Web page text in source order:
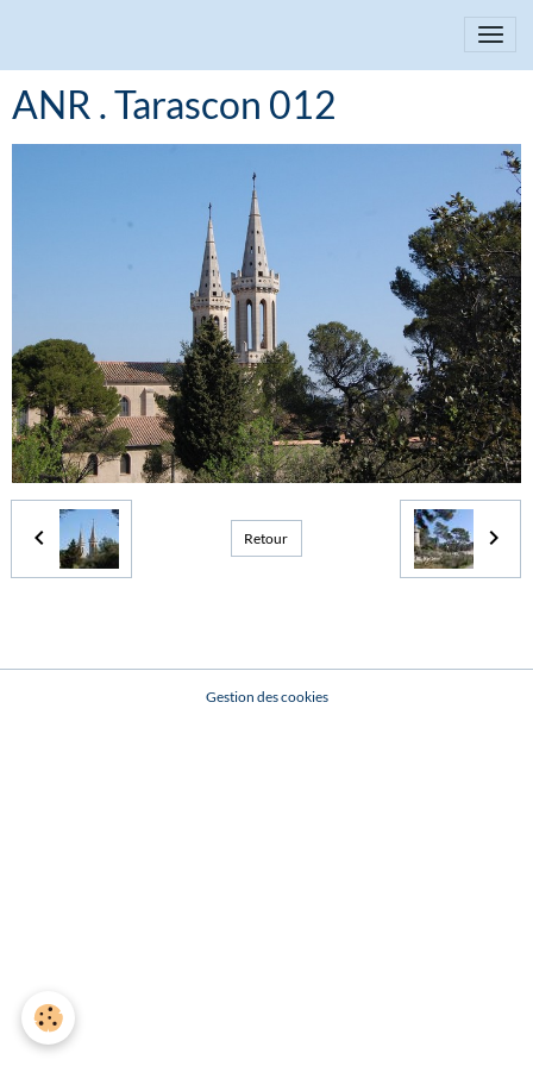
ANR . Tarascon 012
Retour
Gestion des cookies